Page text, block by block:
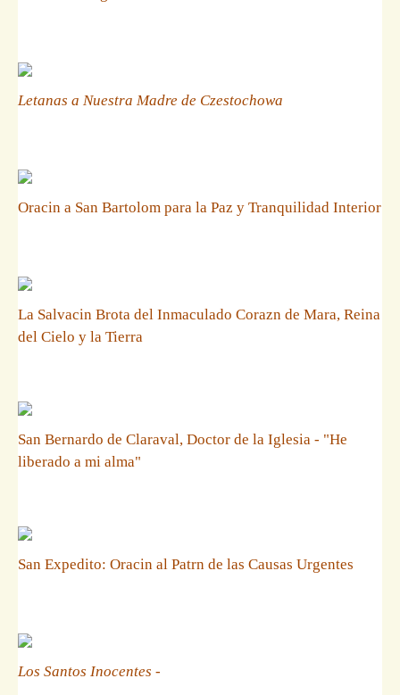
Letanas a Nuestra Madre de Czestochowa
Oracin a San Bartolom para la Paz y Tranquilidad Interior
La Salvacin Brota del Inmaculado Corazn de Mara, Reina
del Cielo y la Tierra
San Bernardo de Claraval, Doctor de la Iglesia - "He
liberado a mi alma"
San Expedito: Oracin al Patrn de las Causas Urgentes
Los Santos Inocentes -